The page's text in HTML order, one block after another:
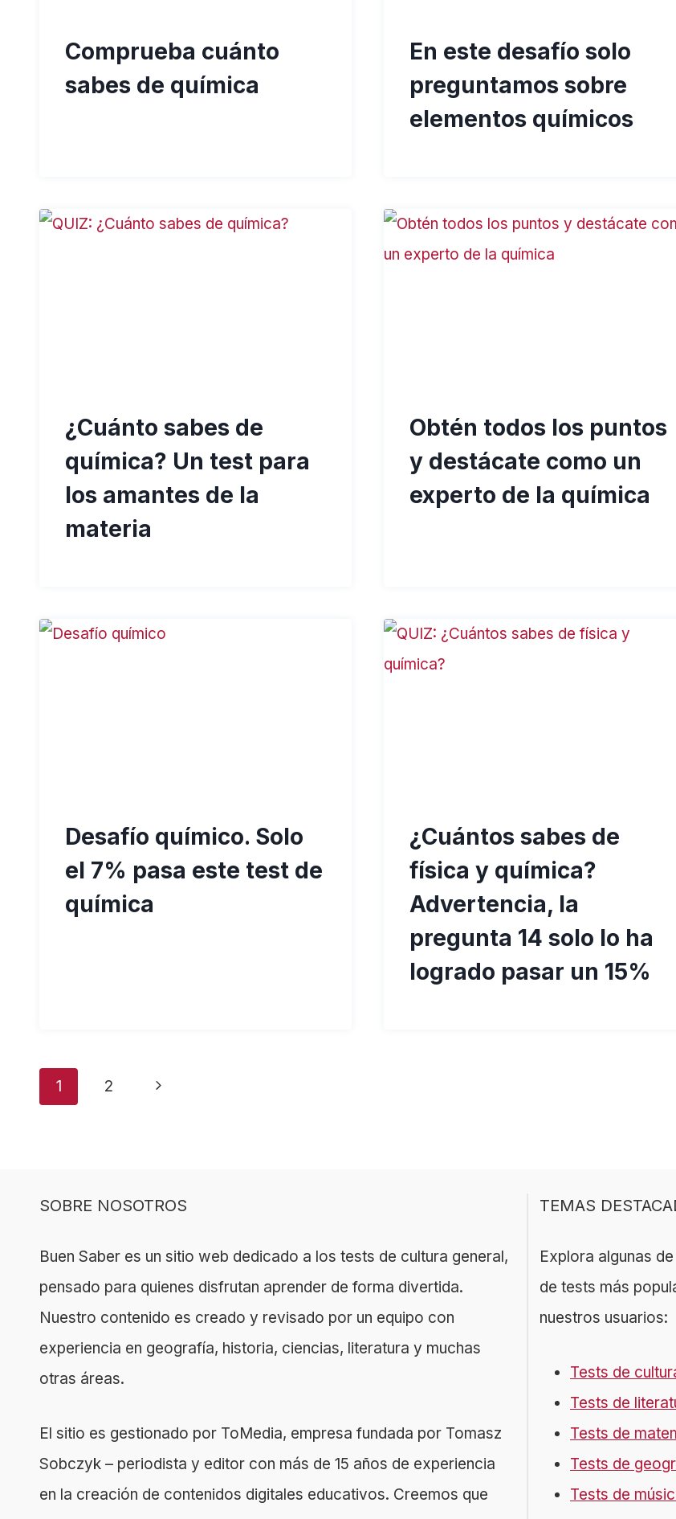
Comprueba cuánto
sabes de química
En este desafío solo
preguntamos sobre
elementos químicos
¿Cuánto sabes de
química? Un test para
los amantes de la
materia
Obtén todos los puntos
y destácate como un
experto de la química
Desafío químico. Solo
el 7% pasa este test de
química
¿Cuántos sabes de
física y química?
Advertencia, la
pregunta 14 solo lo ha
logrado pasar un 15%
Navegación
1 2
Siguiente
SOBRE NOSOTROS
Buen Saber es un sitio web dedicado a los tests de cultura general,
pensado para quienes disfrutan aprender de forma divertida.
Nuestro contenido es creado y revisado por un equipo con
experiencia en geografía, historia, ciencias, literatura y muchas
otras áreas.
El sitio es gestionado por ToMedia, empresa fundada por Tomasz
Sobczyk – periodista y editor con más de 15 años de experiencia
en la creación de contenidos digitales educativos. Creemos que
TEMAS
Explora algunas
de tests más
nuestros usuarios:
Tests de
Tests de
Tests de
Tests de
Tests de